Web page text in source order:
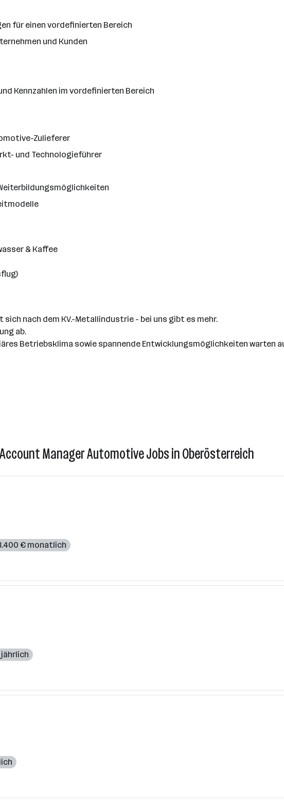
für einen vordefinierten Bereich
und Kunden
Kennzahlen im vordefinierten Bereich
Zulieferer
und Technologieführer
& Kaffee
nach dem KV.-Metallindustrie - bei uns gibt es mehr.
ab.
Betriebsklima sowie spannende Entwicklungsmöglichkeiten warten
Manager Automotive Jobs in Oberösterreich
€ monatlich